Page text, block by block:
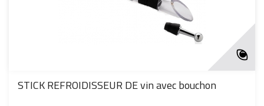
STICK REFROIDISSEUR DE vin avec bouchon